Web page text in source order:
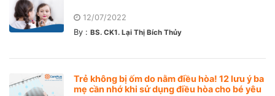
12/07/2022
By : BS. CK1. Lại Thị Bích Thủy
Trẻ không bị ốm do nằm điều hòa! 12 lưu ý ba
mẹ cần nhớ khi sử dụng điều hòa cho bé yêu